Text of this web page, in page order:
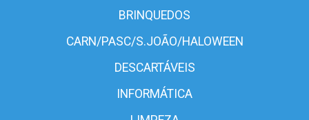
BRINQUEDOS
CARN/PASC/S.JOÃO/HALOWEEN
DESCARTÁVEIS
INFORMÁTICA